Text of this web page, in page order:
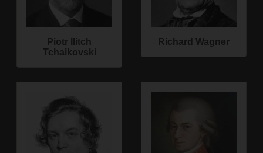
Piotr Ilitch
Tchaikovski
Richard Wagner